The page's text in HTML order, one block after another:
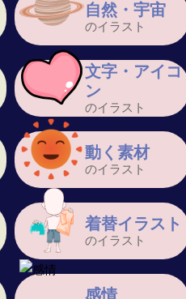
自然・宇宙
のイラスト
文字・アイコ
ン
のイラスト
動く素材
のイラスト
着替イラスト
のイラスト
感情